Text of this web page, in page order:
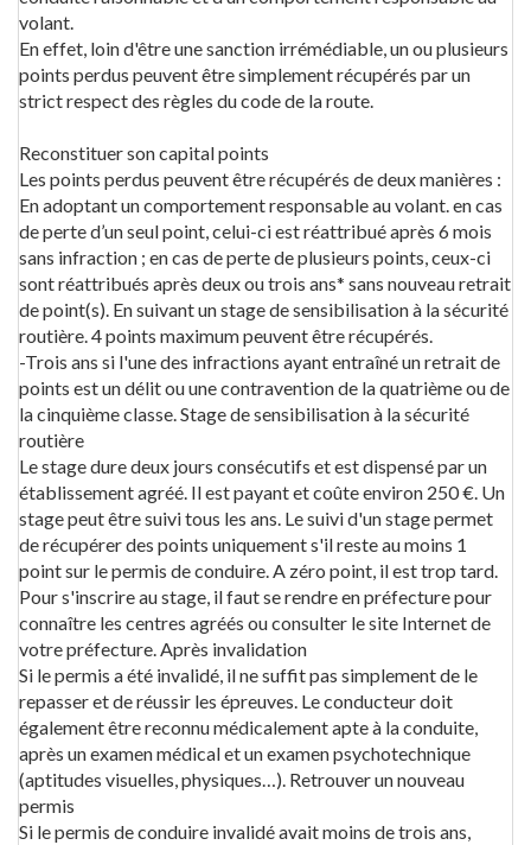
volant.
En effet, loin d'être une sanction irrémédiable, un ou plusieurs
points perdus peuvent être simplement récupérés par un
strict respect des règles du code de la route.
Reconstituer son capital points
Les points perdus peuvent être récupérés de deux manières :
En adoptant un comportement responsable au volant. en cas
de perte d’un seul point, celui-ci est réattribué après 6 mois
sans infraction ; en cas de perte de plusieurs points, ceux-ci
sont réattribués après deux ou trois ans* sans nouveau retrait
de point(s). En suivant un stage de sensibilisation à la sécurité
routière. 4 points maximum peuvent être récupérés.
-Trois ans si l'une des infractions ayant entraîné un retrait de
points est un délit ou une contravention de la quatrième ou de
la cinquième classe. Stage de sensibilisation à la sécurité
routière
Le stage dure deux jours consécutifs et est dispensé par un
établissement agréé. Il est payant et coûte environ 250 €. Un
stage peut être suivi tous les ans. Le suivi d'un stage permet
de récupérer des points uniquement s'il reste au moins 1
point sur le permis de conduire. A zéro point, il est trop tard.
Pour s'inscrire au stage, il faut se rendre en préfecture pour
connaître les centres agréés ou consulter le site Internet de
votre préfecture. Après invalidation
Si le permis a été invalidé, il ne suffit pas simplement de le
repasser et de réussir les épreuves. Le conducteur doit
également être reconnu médicalement apte à la conduite,
après un examen médical et un examen psychotechnique
(aptitudes visuelles, physiques…). Retrouver un nouveau
permis
Si le permis de conduire invalidé avait moins de trois ans,